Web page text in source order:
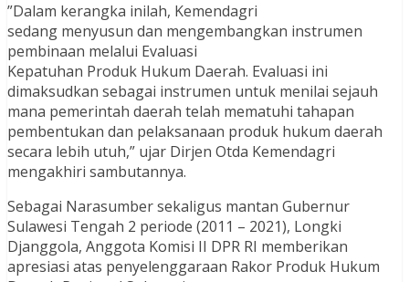
”Dalam kerangka inilah, Kemendagri
sedang menyusun dan mengembangkan instrumen
pembinaan melalui Evaluasi
Kepatuhan Produk Hukum Daerah. Evaluasi ini
dimaksudkan sebagai instrumen untuk menilai sejauh
mana pemerintah daerah telah mematuhi tahapan
pembentukan dan pelaksanaan produk hukum daerah
secara lebih utuh,” ujar Dirjen Otda Kemendagri
mengakhiri sambutannya.
Sebagai Narasumber sekaligus mantan Gubernur
Sulawesi Tengah 2 periode (2011 – 2021), Longki
Djanggola, Anggota Komisi II DPR RI memberikan
apresiasi atas penyelenggaraan Rakor Produk Hukum